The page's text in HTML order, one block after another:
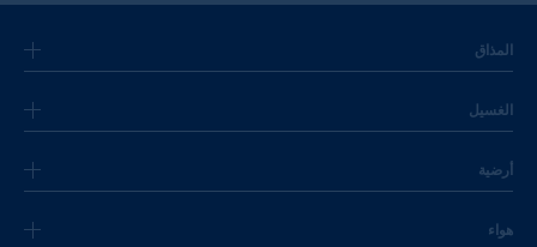
المذاق
الغسيل
أرضية
هواء